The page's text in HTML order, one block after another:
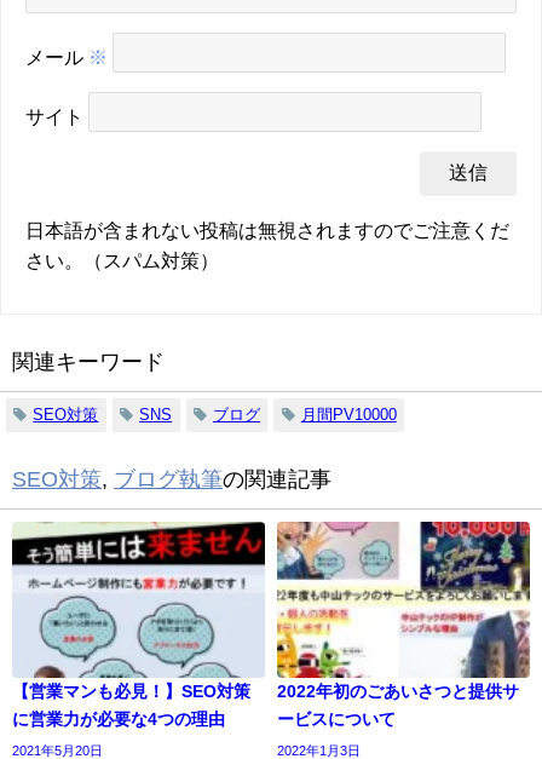
メール ※
サイト
日本語が含まれない投稿は無視されますのでご注意くだ
さい。（スパム対策）
関連キーワード
SEO対策 SNS ブログ 月間PV10000
SEO対策, ブログ執筆の関連記事
【営業マンも必見！】SEO対策
に営業力が必要な4つの理由
2021年5月20日
2022年初のごあいさつと提供サ
ービスについて
2022年1月3日